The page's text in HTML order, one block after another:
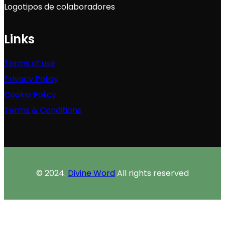
Logotipos de colaboradores
Links
Terms of use
Privacy Policy
Cookie Policy
Terms & Conditions
© 2024. Divine Word All rights reserved